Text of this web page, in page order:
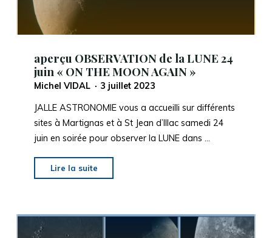
aperçu OBSERVATION de la LUNE 24
juin « ON THE MOON AGAIN »
Michel VIDAL
3 juillet 2023
JALLE ASTRONOMIE vous a accueilli sur différents
sites à Martignas et à St Jean d’Illac samedi 24
juin en soirée pour observer la LUNE dans …
Lire la suite
OBSERVATION
la